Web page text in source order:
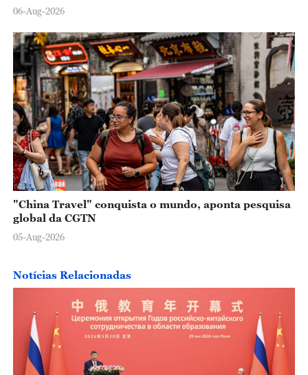
06-Aug-2026
"China Travel" conquista o mundo, aponta pesquisa
global da CGTN
05-Aug-2026
Notícias Relacionadas